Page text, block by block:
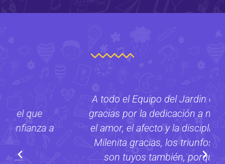
A todo el Equipo del Jardin del Arco Iris
gracias por la dedicación a mis hijos, por
el amor, el afecto y la disciplina también.
Milenita gracias, los triunfos de Paulita
son tuyos también, porque puedo